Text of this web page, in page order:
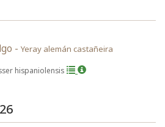
- Yeray alemán castañeira
hispaniolensis